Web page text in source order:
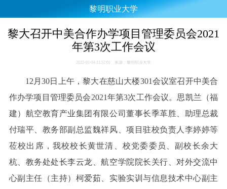
黎明职业大学
黎大召开中美合作办学项目管理委员会2021
年第3次工作会议
2022-01-04 11:52:01 来源：黎明职业大学
12月30日上午，黎大在慈山大楼301会议室召开中美合
作办学项目管理委员会2021年第3次工作会议。思凯兰（福
建）航空教育产业集团有限公司董事长季革胜、助理总裁
付瑞平、教务部副总监魏祥风、项目驻校负责人李婷婷等
莅校出席，我校校长黄世清、校党委委员、副校长余大
杭、教务处处长李云龙、航空学院院长关行、对外交流中
心副主任（主持）柯爱茹、实验实训与信息技术中心副主